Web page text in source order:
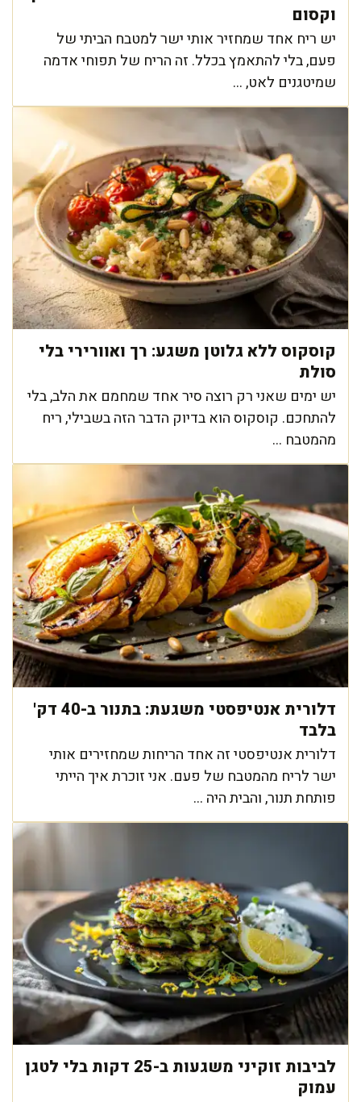
וקסום
יש ריח אחד שמחזיר אותי ישר למטבח הביתי של
פעם, בלי להתאמץ בכלל. זה הריח של תפוחי אדמה
שמיטגנים לאט, ...
קוסקוס ללא גלוטן משגע: רך ואוורירי בלי
סולת
יש ימים שאני רק רוצה סיר אחד שמחמם את הלב, בלי
להתחכם. קוסקוס הוא בדיוק הדבר הזה בשבילי, ריח
מהמטבח ...
דלורית אנטיפסטי משגעת: בתנור ב-40 דק'
בלבד
דלורית אנטיפסטי זה אחד הריחות שמחזירים אותי
ישר לריח מהמטבח של פעם. אני זוכרת איך הייתי
פותחת תנור, והבית היה ...
לביבות זוקיני משגעות ב-25 דקות בלי לטגן
עמוק